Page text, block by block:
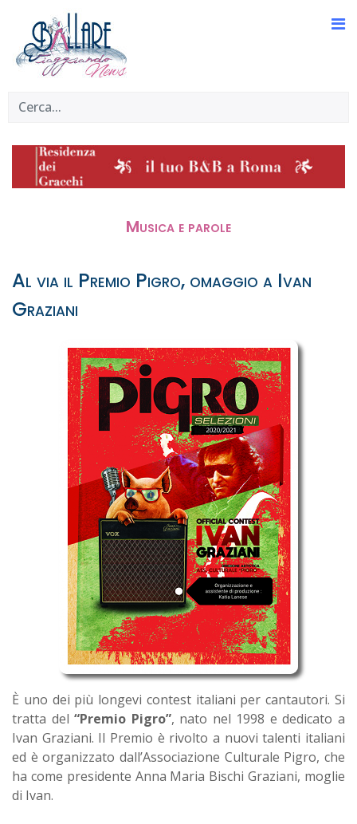
Musica e parole
Al via il Premio Pigro, omaggio a Ivan
Graziani
È uno dei più longevi contest italiani per cantautori. Si
tratta del“Premio Pigro”, nato nel 1998 e dedicato a
Ivan Graziani. Il Premio è rivolto a nuovi talenti italiani
ed è organizzato dall’Associazione Culturale Pigro, che
ha come presidente Anna Maria Bischi Graziani, moglie
di Ivan.